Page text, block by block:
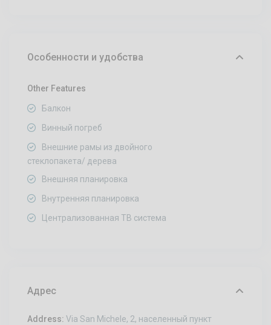
Особенности и удобства
Other Features
Балкон
Винный погреб
Внешние рамы из двойного
стеклопакета/ дерева
Внешняя планировка
Внутренняя планировка
Централизованная ТВ система
Адрес
Address: Via San Michele, 2, населенный пункт